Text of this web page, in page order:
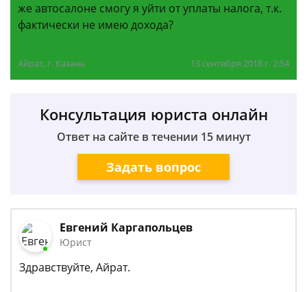
же автосалоне смогу я уйти от уплаты налога, т.к.
фактически не имею дохода?
Айрат, г. Казань 13 сентября 2018 г. 2:54
Консультация юриста онлайн
Ответ на сайте в течении 15 минут
Задать вопрос
Евгений Каргапольцев
Юрист
Здравствуйте, Айрат.